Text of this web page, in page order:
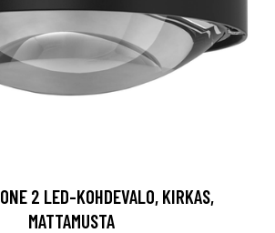
2 LED-KOHDEVALO, KIRKAS,
MATTAMUSTA